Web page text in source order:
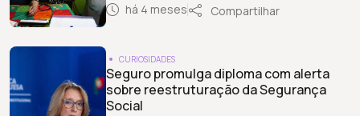
há 4 meses Compartilhar
CURIOSIDADES
Seguro promulga diploma com alerta
sobre reestruturação da Segurança
Social